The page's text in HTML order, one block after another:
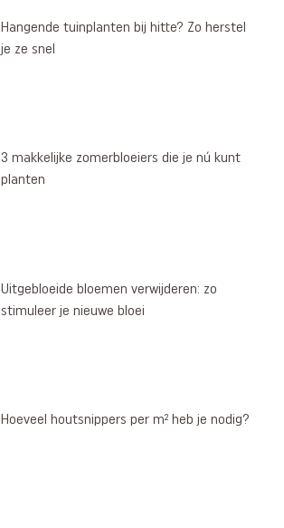
Hangende tuinplanten bij hitte? Zo herstel
je ze snel
3 makkelijke zomerbloeiers die je nú kunt
planten
Uitgebloeide bloemen verwijderen: zo
stimuleer je nieuwe bloei
Hoeveel houtsnippers per m² heb je nodig?